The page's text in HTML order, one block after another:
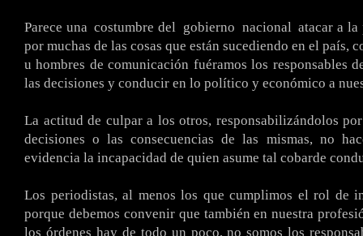
Parece una .costumbre del gobierno nacional .atacar a
por muchas de las cosas que están sucediendo en el país,
u hombres de comunicación fuéramos los responsables
las decisiones y conducir en lo político y económico a
La actitud de culpar a los otros, responsabilizándolos
decisiones o las consecuencias de las mismas, no
evidencia la incapacidad de quien asume tal cobarde
Los periodistas, al menos los que cumplimos el rol de
porque debemos convenir que también en nuestra
los órdenes hay de todo un poco, no somos los